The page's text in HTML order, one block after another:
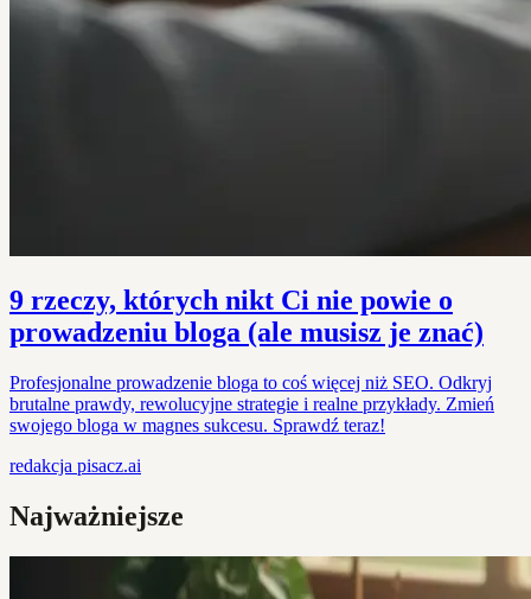
9 rzeczy, których nikt Ci nie powie o
prowadzeniu bloga (ale musisz je znać)
Profesjonalne prowadzenie bloga to coś więcej niż SEO. Odkryj
brutalne prawdy, rewolucyjne strategie i realne przykłady. Zmień
swojego bloga w magnes sukcesu. Sprawdź teraz!
redakcja pisacz.ai
Najważniejsze